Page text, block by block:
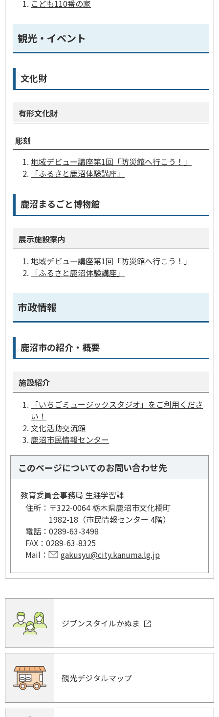
こども110番の家
観光・イベント
文化財
有形文化財
彫刻
地域デビュー講座第1回「防災館へ行こう！」
「ふるさと鹿沼体験講座」
鹿沼まるごと博物館
展示施設案内
地域デビュー講座第1回「防災館へ行こう！」
「ふるさと鹿沼体験講座」
市政情報
鹿沼市の紹介・概要
施設紹介
「いちごミュージックスタジオ」をご利用くださ
い！
文化活動交流館
鹿沼市民情報センター
このページについてのお問い合わせ先
教育委員会事務局 生涯学習課
住所： 〒322-0064 栃木県鹿沼市文化橋町
1982-18（市民情報センター 4階）
電話： 0289-63-3498
FAX： 0289-63-8325
Mail：
gakusyu@city.kanuma.lg.jp
ジブンスタイルかぬま
観光デジタルマップ